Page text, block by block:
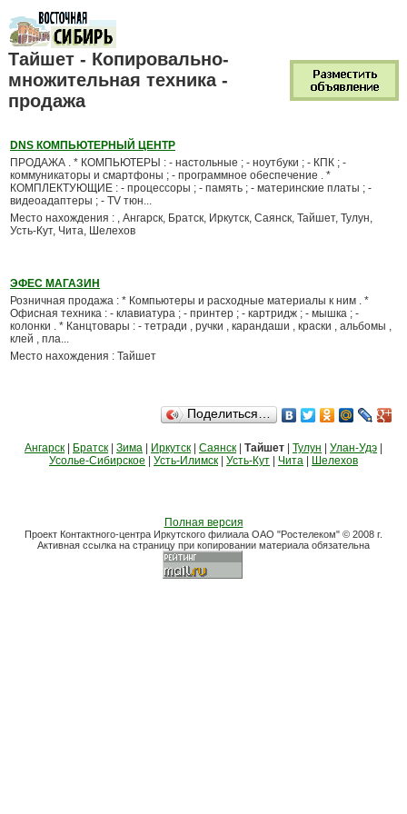
Тайшет - Копировально-
множительная техника -
продажа
DNS КОМПЬЮТЕРНЫЙ ЦЕНТР
ПРОДАЖА . * КОМПЬЮТЕРЫ : - настольные ; - ноутбуки ; - КПК ; -
коммуникаторы и смартфоны ; - программное обеспечение . *
КОМПЛЕКТУЮЩИЕ : - процессоры ; - память ; - материнские платы ; -
видеоадаптеры ; - TV тюн...
Место нахождения : , Ангарск, Братск, Иркутск, Саянск, Тайшет, Тулун,
Усть-Кут, Чита, Шелехов
ЭФЕС МАГАЗИН
Розничная продажа : * Компьютеры и расходные материалы к ним . *
Офисная техника : - клавиатура ; - принтер ; - картридж ; - мышка ; -
колонки . * Канцтовары : - тетради , ручки , карандаши , краски , альбомы ,
клей , пла...
Место нахождения : Тайшет
Поделиться…
Ангарск Братск Зима Иркутск Саянск Тайшет Тулун Улан-Удэ
Усолье-Сибирское
Усть-Илимск Усть-Кут Чита Шелехов
Полная версия
Проект Контактного-центра Иркутского филиала ОАО "Ростелеком" © 2008 г.
Активная ссылка на страницу при копировании материала обязательна